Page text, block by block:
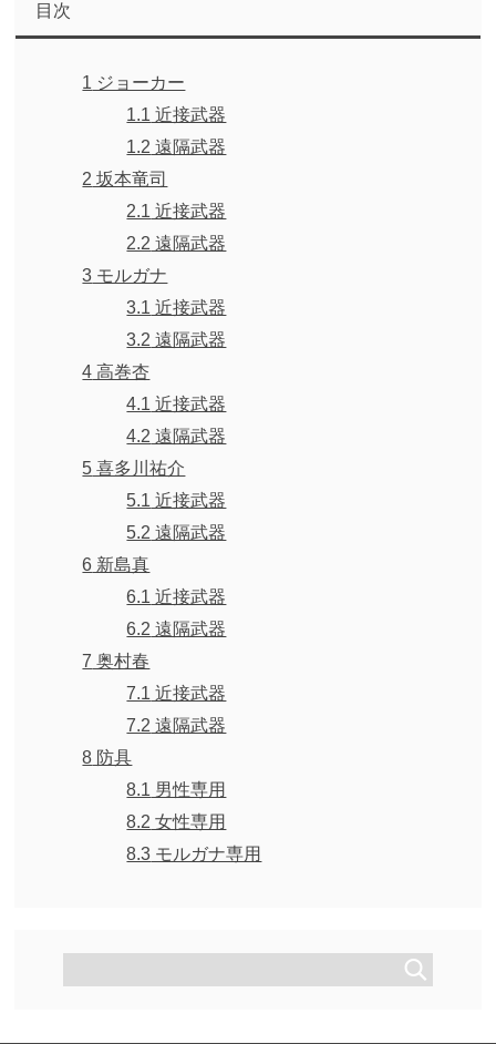
目次
1 ジョーカー
1.1 近接武器
1.2 遠隔武器
2 坂本竜司
2.1 近接武器
2.2 遠隔武器
3 モルガナ
3.1 近接武器
3.2 遠隔武器
4 高巻杏
4.1 近接武器
4.2 遠隔武器
5 喜多川祐介
5.1 近接武器
5.2 遠隔武器
6 新島真
6.1 近接武器
6.2 遠隔武器
7 奥村春
7.1 近接武器
7.2 遠隔武器
8 防具
8.1 男性専用
8.2 女性専用
8.3 モルガナ専用